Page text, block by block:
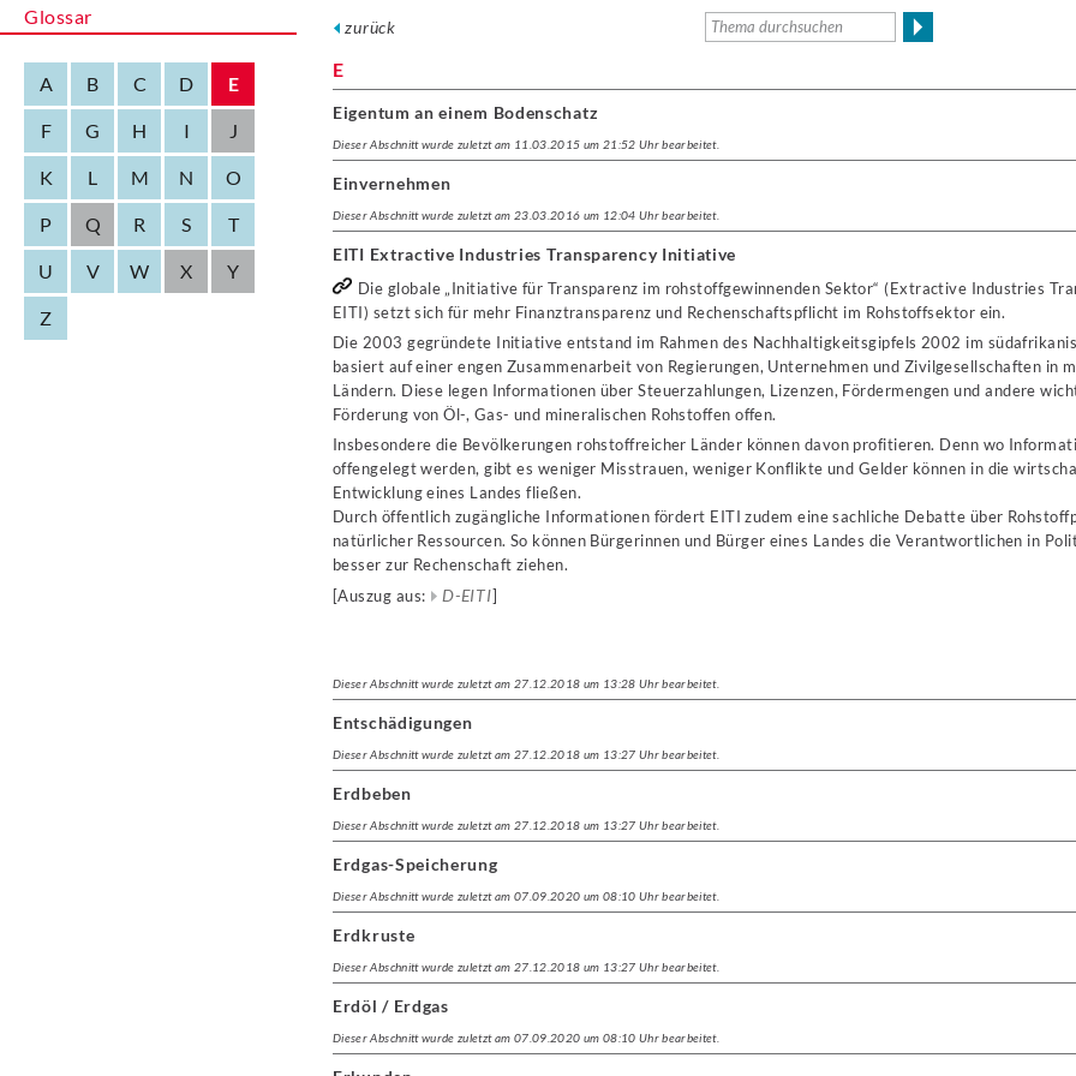
Glossar
A B C D E
F G H I J
K L M N O
P Q R S T
U V W X Y
Z
zurück
E
Eigentum an einem Bodenschatz
Dieser Abschnitt wurde zuletzt am 11.03.2015 um 21:52 Uhr bearbeitet.
Einvernehmen
Dieser Abschnitt wurde zuletzt am 23.03.2016 um 12:04 Uhr bearbeitet.
EITI Extractive Industries Transparency Initiative
Die globale „Initiative für Transparenz im rohstoffgewinnenden Sektor“ (Extractive Industries
EITI) setzt sich für mehr Finanztransparenz und Rechenschaftspflicht im Rohstoffsektor ein.
Die 2003 gegründete Initiative entstand im Rahmen des Nachhaltigkeitsgipfels 2002 im
basiert auf einer engen Zusammenarbeit von Regierungen, Unternehmen und Zivilgesellschaften in
Ländern. Diese legen Informationen über Steuerzahlungen, Lizenzen, Fördermengen und andere
Förderung von Öl-, Gas- und mineralischen Rohstoffen offen.
Insbesondere die Bevölkerungen rohstoffreicher Länder können davon profitieren. Denn wo
offengelegt werden, gibt es weniger Misstrauen, weniger Konflikte und Gelder können in die
Entwicklung eines Landes fließen.
Durch öffentlich zugängliche Informationen fördert EITI zudem eine sachliche Debatte über
natürlicher Ressourcen. So können Bürgerinnen und Bürger eines Landes die Verantwortlichen in
besser zur Rechenschaft ziehen.
[Auszug aus:
D-EITI]
Dieser Abschnitt wurde zuletzt am 27.12.2018 um 13:28 Uhr bearbeitet.
Entschädigungen
Dieser Abschnitt wurde zuletzt am 27.12.2018 um 13:27 Uhr bearbeitet.
Erdbeben
Dieser Abschnitt wurde zuletzt am 27.12.2018 um 13:27 Uhr bearbeitet.
Erdgas-Speicherung
Dieser Abschnitt wurde zuletzt am 07.09.2020 um 08:10 Uhr bearbeitet.
Erdkruste
Dieser Abschnitt wurde zuletzt am 27.12.2018 um 13:27 Uhr bearbeitet.
Erdöl / Erdgas
Dieser Abschnitt wurde zuletzt am 07.09.2020 um 08:10 Uhr bearbeitet.